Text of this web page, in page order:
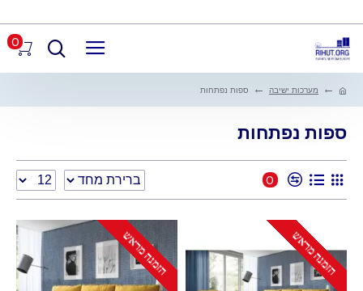
0
מערכות ישיבה ספות נפתחות
ספות נפתחות
0
הזמנה מראש הזמנה מראש